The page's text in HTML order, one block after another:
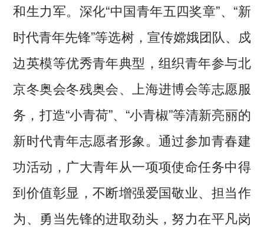
和生力军。深化“中国青年五四奖章”、“新
时代青年先锋”等选树，宣传嫦娥团队、戍
边英模等优秀青年典型，组织青年参与北
京冬奥会冬残奥会、上海进博会等志愿服
务，打造“小青荷”、“小青椒”等清新亮丽的
新时代青年志愿者形象。通过参加青春建
功活动，广大青年从一项项使命任务中得
到价值彰显，不断增强爱国敬业、担当作
为、勇当先锋的进取劲头，努力在平凡岗